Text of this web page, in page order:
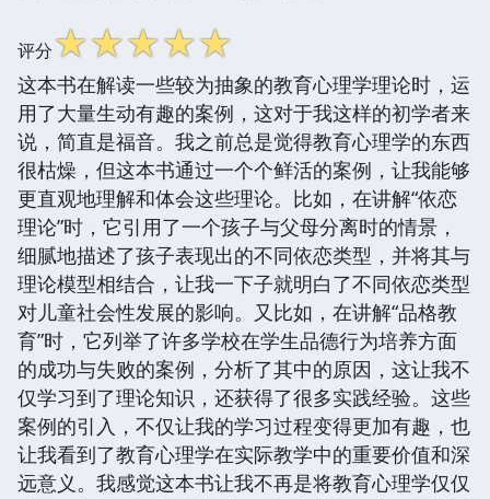
评分☆☆☆☆☆
这本书在解读一些较为抽象的教育心理学理论时，运
用了大量生动有趣的案例，这对于我这样的初学者来
说，简直是福音。我之前总是觉得教育心理学的东西
很枯燥，但这本书通过一个个鲜活的案例，让我能够
更直观地理解和体会这些理论。比如，在讲解“依恋
理论”时，它引用了一个孩子与父母分离时的情景，
细腻地描述了孩子表现出的不同依恋类型，并将其与
理论模型相结合，让我一下子就明白了不同依恋类型
对儿童社会性发展的影响。又比如，在讲解“品格教
育”时，它列举了许多学校在学生品德行为培养方面
的成功与失败的案例，分析了其中的原因，这让我不
仅学习到了理论知识，还获得了很多实践经验。这些
案例的引入，不仅让我的学习过程变得更加有趣，也
让我看到了教育心理学在实际教学中的重要价值和深
远意义。我感觉这本书让我不再是将教育心理学仅仅